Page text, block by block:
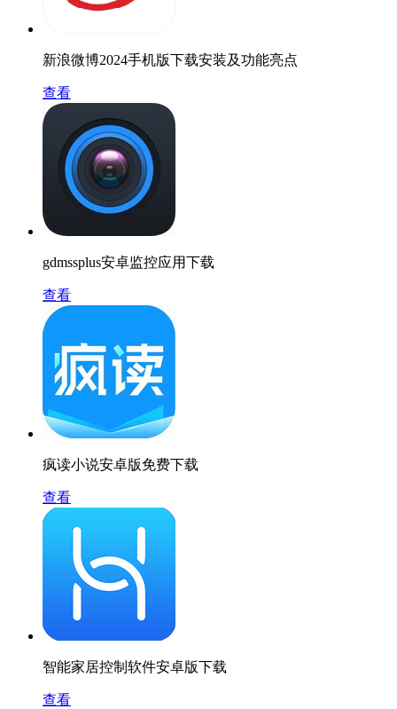
新浪微博2024手机版下载安装及功能亮点
查看
gdmssplus安卓监控应用下载
查看
疯读小说安卓版免费下载
查看
智能家居控制软件安卓版下载
查看